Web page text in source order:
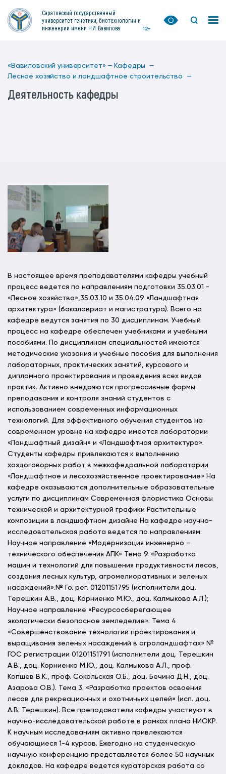
Саратовский государственный
университет генетики, биотехнологии и
инженерии имени Н.И. Вавилова
12+
«Вавиловский университет» — Кафедры —
Лесное хозяйство и ландшафтное строительство —
Деятельность кафедры
В настоящее время преподавателями кафедры учебный
процесс ведется по направлениям подготовки 35.03.01 -
«Лесное хозяйство»,35.03.10 и 35.04.09 «Ландшафтная
архитектура» (бакалавриат и магистратура). Всего на
кафедре ведутся занятия по 30 дисциплинам. Учебный
процесс на кафедре обеспечен учебниками и учебными
пособиями. По дисциплинам специальностей имеются
методические указания и учебные пособия для выполнения
лабораторных, практических занятий, курсового и
дипломного проектирования и проведения всех видов
практик. Активно внедряются прогрессивные формы
преподавания и контроля знаний студентов с
использованием современных информационных
технологий. Для эффективного обучения студентов на
современном уровне на кафедре имеется лаборатории
«Ландшафтный дизайн» и «Ландшафтная архитектура».
Студенты кафедры привлекаются к выполнению
хоздоговорных работ в межкафедральной лаборатории
«Ландшафтное и лесохозяйственное проектирование» На
кафедре оказываются дополнительные образовательные
услуги по дисциплинам Современная флористика Основы
технической и архитектурной графики Растительные
композиции в ландшафтном дизайне На кафедре научно-
исследовательская работа ведется по направлениям:
Научное направление «Модернизация инженерно –
технического обеспечения АПК» Тема 9. «Разработка
машин и технологий для повышения продуктивности лесов,
создания лесных культур, агромелиоративных и зеленых
насаждений».№ Го. рег. 01201151795 (исполнители доц.
Терешкин А.В., доц. Корниенко М.Ю., доц. Калмыкова А.Л.);
Научное направление «Ресурсосберегающее
экологически безопасное земледелие»: Тема 4
«Совершенствование технологий проектирования и
выращивания зеленых насаждений в агроландшафтах» №
ГОС регистрации 01201151791 (исполнители доц. Терешкин
А.В., доц. Корниенко М.Ю., доц. Калмыкова А.Л., проф.
Копшев В.К., проф. Сокольская О.Б., доц. Бечина Д.Н., доц.
Азарова О.В.). Тема 3. «Разработка проектов освоения
лесов для рекреационных и охотничьих целей» (исп. доц.
А.В. Терешкин). Все преподаватели кафедры участвуют в
научно-исследовательской работе в рамках плана НИОКР.
К научным исследованиям активно привлекаются
обучающиеся 1-4 курсов. Ежегодно на студенческую
научную конференцию представляется более 50 научных
докладов. На кафедре ведется кураторская работа со